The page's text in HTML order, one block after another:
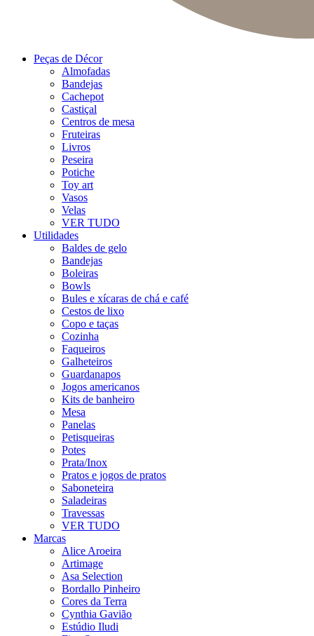
Peças de Décor
Almofadas
Bandejas
Cachepot
Castiçal
Centros de mesa
Fruteiras
Livros
Peseira
Potiche
Toy art
Vasos
Velas
VER TUDO
Utilidades
Baldes de gelo
Bandejas
Boleiras
Bowls
Bules e xícaras de chá e café
Cestos de lixo
Copo e taças
Cozinha
Faqueiros
Galheteiros
Guardanapos
Jogos americanos
Kits de banheiro
Mesa
Panelas
Petisqueiras
Potes
Prata/Inox
Pratos e jogos de pratos
Saboneteira
Saladeiras
Travessas
VER TUDO
Marcas
Alice Aroeira
Artimage
Asa Selection
Bordallo Pinheiro
Cores da Terra
Cynthia Gavião
Estúdio Iludi